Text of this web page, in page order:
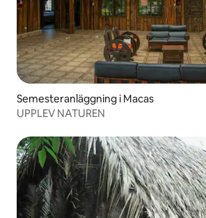
Semesteranläggning i Macas
UPPLEV NATUREN